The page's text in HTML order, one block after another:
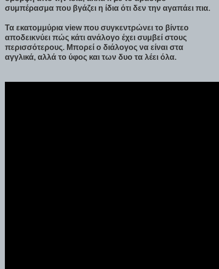
συμπέρασμα που βγάζει η ίδια ότι δεν την αγαπάει πια.
Τα εκατομμύρια view που συγκεντρώνει το βίντεο
αποδεικνύει πώς κάτι ανάλογο έχει συμβεί στους
περισσότερους. Μπορεί ο διάλογος να είναι στα
αγγλικά, αλλά το ύφος και των δυο τα λέει όλα.